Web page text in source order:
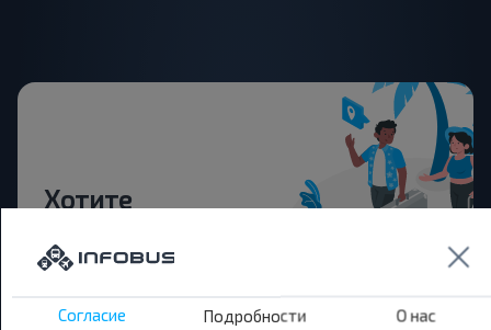
Хотите
дешевле?
Не пропусти специальные акции, скидки и
Согласие Подробности О нас